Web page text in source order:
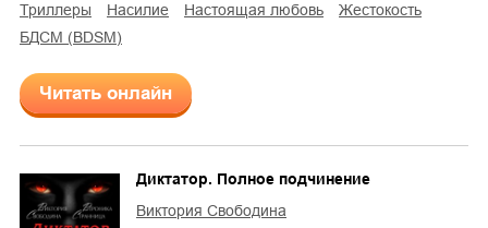
триллеры
насилие настоящая любовь
жестокость
БДСМ (BDSM)
Читать онлайн
Диктатор. Полное подчинение
Виктория Свободина